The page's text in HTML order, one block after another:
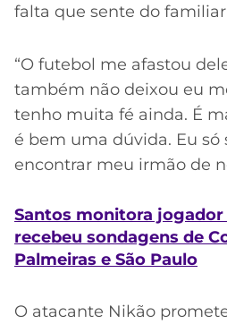
falta que sente do
“O futebol me afastou
também não deixou eu
tenho muita fé ainda. É
é bem uma dúvida. Eu só
encontrar meu irmão de
Santos monitora jogador
recebeu sondagens de
Palmeiras e São Paulo
O atacante Nikão